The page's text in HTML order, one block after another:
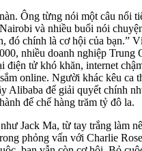
Ông từng nói một câu nổi
và nhiều buổi nói
đó chính là cơ hội của bạn.”
nhiều doanh nghiệp Trung
điện tử khó khăn, internet
online. Người khác kêu ca
Alibaba để giải quyết chính
đế chế hàng trăm tỷ đô la.
Jack Ma, từ tay trắng làm
phỏng vấn với Charlie